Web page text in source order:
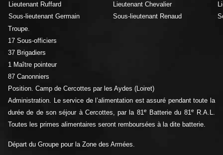
Lieutenant Ruffard
Sous-lieutenant Germain
Lieutenant Chevalier
Sous-lieutenant Renaud
Troupe.
17 Sous-officiers
37 Brigadiers
1 Maître pointeur
87 Canonniers
Position. Camp de Cercottes par les Aydes (Loiret)
Administration. Le service de l’alimentation est assuré pendant toute la
durée de de son séjour à Cercottes, par la 81e Batterie du 81e
R.A.L.
Toutes les primes alimentaires seront remboursées à la dite batterie.
Départ du Groupe pour la Zone des Armées.